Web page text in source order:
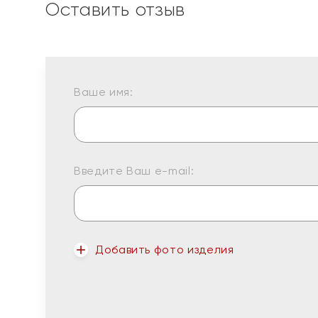
Оставить отзыв
Ваше имя:
Введите Ваш e-mail:
Добавить фото изделия